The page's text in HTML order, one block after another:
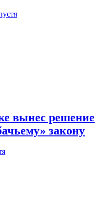
вынес решение
закону